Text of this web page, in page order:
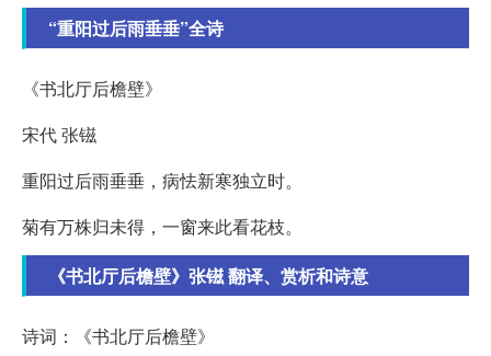
“重阳过后雨垂垂”全诗
《书北厅后檐壁》
宋代 张镃
重阳过后雨垂垂，病怯新寒独立时。
菊有万株归未得，一窗来此看花枝。
《书北厅后檐壁》张镃 翻译、赏析和诗意
诗词：《书北厅后檐壁》